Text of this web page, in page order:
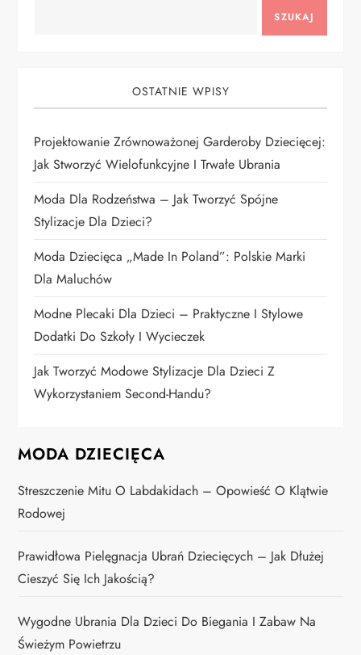
w
p
i
s
u
SZUKAJ
OSTATNIE WPISY
Projektowanie Zrównoważonej Garderoby Dziecięcej:
Jak Stworzyć Wielofunkcyjne I Trwałe Ubrania
Moda Dla Rodzeństwa – Jak Tworzyć Spójne
Stylizacje Dla Dzieci?
Moda Dziecięca „Made In Poland”: Polskie Marki
Dla Maluchów
Modne Plecaki Dla Dzieci – Praktyczne I Stylowe
Dodatki Do Szkoły I Wycieczek
Jak Tworzyć Modowe Stylizacje Dla Dzieci Z
Wykorzystaniem Second-Handu?
MODA DZIECIĘCA
Streszczenie Mitu O Labdakidach – Opowieść O Klątwie
Rodowej
Prawidłowa Pielęgnacja Ubrań Dziecięcych – Jak Dłużej
Cieszyć Się Ich Jakością?
Wygodne Ubrania Dla Dzieci Do Biegania I Zabaw Na
Świeżym Powietrzu